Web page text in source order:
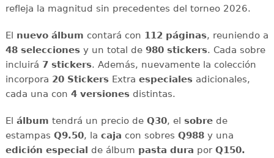
refleja la magnitud sin precedentes del torneo 2026.
El nuevo álbum contará con 112 páginas, reuniendo a
48 seleccionesy un total de 980 stickers. Cada sobre
incluirá 7 stickers. Además, nuevamente la colección
incorpora 20 StickersExtra especialesadicionales,
cada una con 4 versionesdistintas.
El álbum tendrá un precio de Q30, el sobrede
estampas Q9.50, la caja con sobres Q988y una
edición especial de álbum pasta dura porQ150.